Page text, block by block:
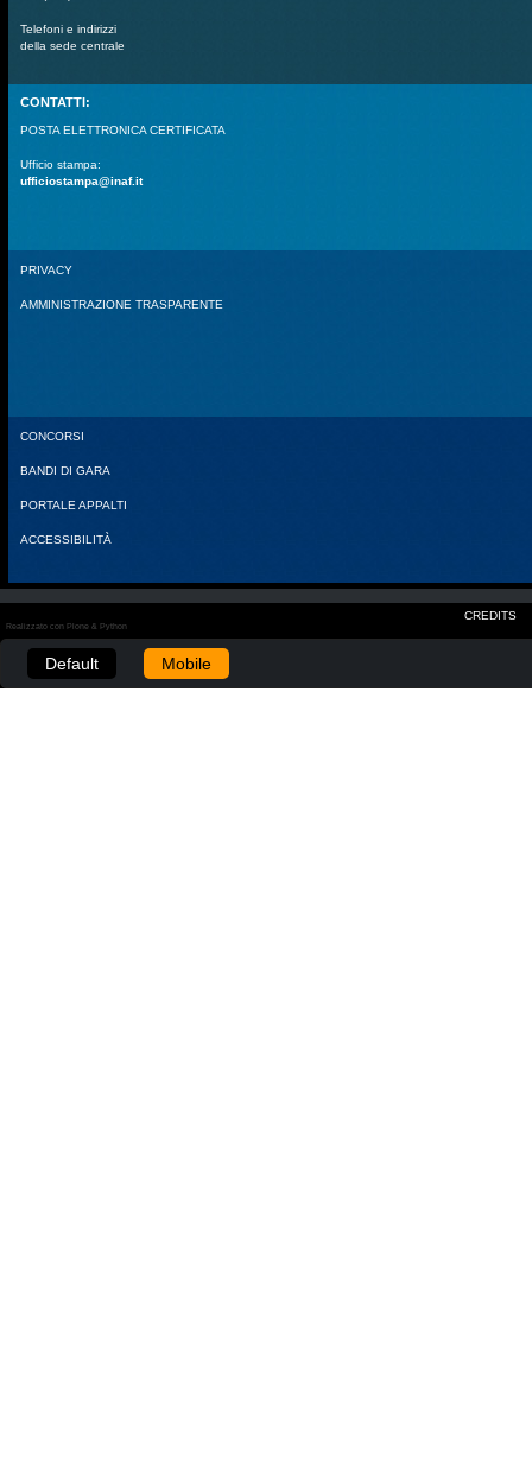
Telefoni e indirizzi
della sede centrale
CONTATTI:
POSTA ELETTRONICA CERTIFICATA
Ufficio stampa:
ufficiostampa@inaf.it
PRIVACY
AMMINISTRAZIONE TRASPARENTE
CONCORSI
BANDI DI GARA
PORTALE APPALTI
ACCESSIBILITÀ
CREDITS
Realizzato con Plone & Python
Default Mobile